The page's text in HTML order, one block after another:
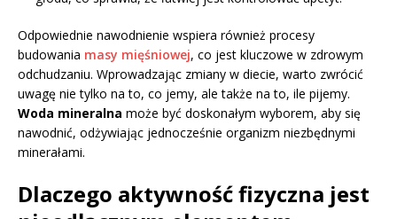
Odpowiednie nawodnienie wspiera również procesy
budowania masy mięśniowej, co jest kluczowe w zdrowym
odchudzaniu. Wprowadzając zmiany w diecie, warto zwrócić
uwagę nie tylko na to, co jemy, ale także na to, ile pijemy.
Woda mineralna może być doskonałym wyborem, aby się
nawodnić, odżywiając jednocześnie organizm niezbędnymi
minerałami.
Dlaczego aktywność fizyczna jest